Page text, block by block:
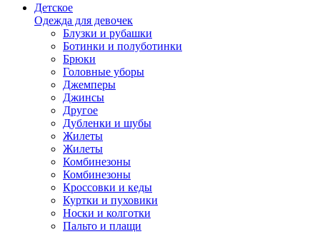
Детское
Одежда для девочек
Блузки и рубашки
Ботинки и полуботинки
Брюки
Головные уборы
Джемперы
Джинсы
Другое
Дубленки и шубы
Жилеты
Жилеты
Комбинезоны
Комбинезоны
Кроссовки и кеды
Куртки и пуховики
Носки и колготки
Пальто и плащи